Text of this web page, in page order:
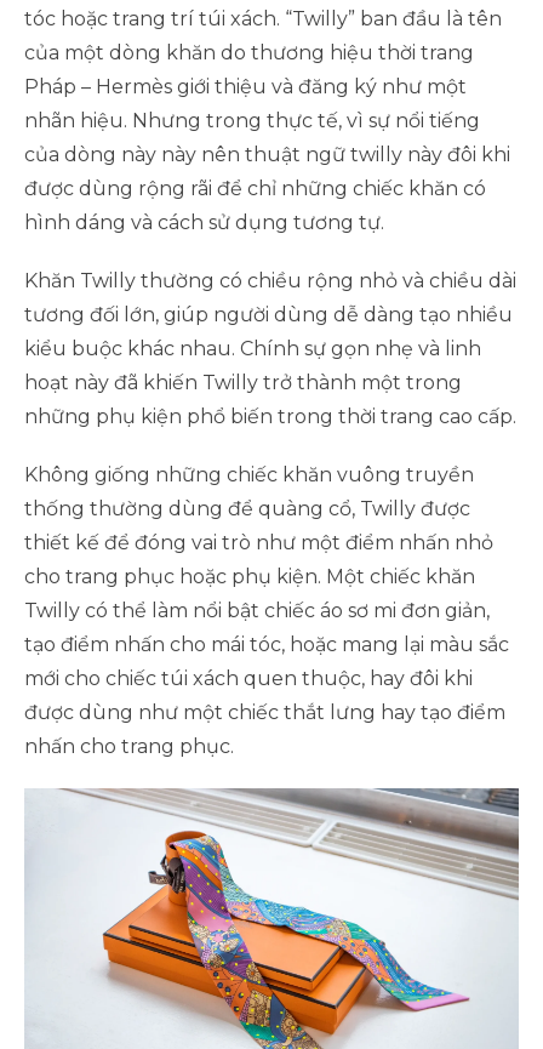
tóc hoặc trang trí túi xách. “Twilly” ban đầu là tên
của một dòng khăn do thương hiệu thời trang
Pháp – Hermès giới thiệu và đăng ký như một
nhãn hiệu. Nhưng trong thực tế, vì sự nổi tiếng
của dòng này này nên thuật ngữ twilly này đôi khi
được dùng rộng rãi để chỉ những chiếc khăn có
hình dáng và cách sử dụng tương tự.
Khăn Twilly thường có chiều rộng nhỏ và chiều dài
tương đối lớn, giúp người dùng dễ dàng tạo nhiều
kiểu buộc khác nhau. Chính sự gọn nhẹ và linh
hoạt này đã khiến Twilly trở thành một trong
những phụ kiện phổ biến trong thời trang cao cấp.
Không giống những chiếc khăn vuông truyền
thống thường dùng để quàng cổ, Twilly được
thiết kế để đóng vai trò như một điểm nhấn nhỏ
cho trang phục hoặc phụ kiện. Một chiếc khăn
Twilly có thể làm nổi bật chiếc áo sơ mi đơn giản,
tạo điểm nhấn cho mái tóc, hoặc mang lại màu sắc
mới cho chiếc túi xách quen thuộc, hay đôi khi
được dùng như một chiếc thắt lưng hay tạo điểm
nhấn cho trang phục.